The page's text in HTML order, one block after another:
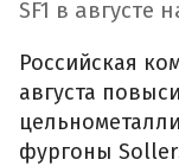
SF1 в августе
Российская
августа
фургоны